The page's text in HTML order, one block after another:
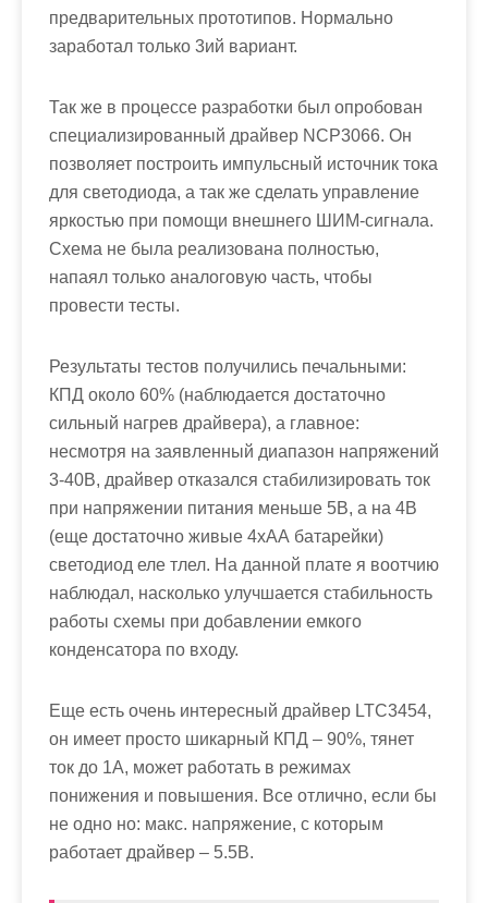
предварительных прототипов. Нормально
заработал только 3ий вариант.
Так же в процессе разработки был опробован
специализированный драйвер NCP3066. Он
позволяет построить импульсный источник тока
для светодиода, а так же сделать управление
яркостью при помощи внешнего ШИМ-сигнала.
Схема не была реализована полностью,
напаял только аналоговую часть, чтобы
провести тесты.
Результаты тестов получились печальными:
КПД около 60% (наблюдается достаточно
сильный нагрев драйвера), а главное:
несмотря на заявленный диапазон напряжений
3-40В, драйвер отказался стабилизировать ток
при напряжении питания меньше 5В, а на 4В
(еще достаточно живые 4хАА батарейки)
светодиод еле тлел. На данной плате я воотчию
наблюдал, насколько улучшается стабильность
работы схемы при добавлении емкого
конденсатора по входу.
Еще есть очень интересный драйвер LTC3454,
он имеет просто шикарный КПД – 90%, тянет
ток до 1А, может работать в режимах
понижения и повышения. Все отлично, если бы
не одно но: макс. напряжение, с которым
работает драйвер – 5.5В.